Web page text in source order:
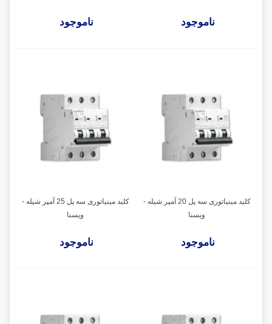
ناموجود ناموجود
کلید مینیاتوری سه پل 20 آمپر شیله -
ویسنا
ناموجود
کلید مینیاتوری سه پل 25 آمپر شیله -
ویسنا
ناموجود